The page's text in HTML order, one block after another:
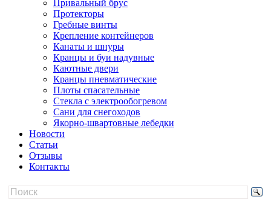
Привальный брус
Протекторы
Гребные винты
Крепление контейнеров
Канаты и шнуры
Кранцы и буи надувные
Каютные двери
Кранцы пневматические
Плоты спасательные
Стекла с электрообогревом
Сани для снегоходов
Якорно-швартовные лебедки
Новости
Статьи
Отзывы
Контакты